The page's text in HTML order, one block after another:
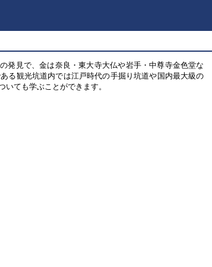
発見で、金は奈良・東大寺大仏や岩手・中尊寺金色堂な
る観光坑道内では江戸時代の手掘り坑道や国内最大級の
ても学ぶことができます。